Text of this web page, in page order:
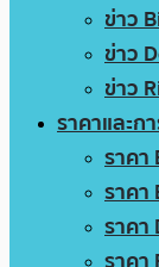
ข่าว
ข่าว
ข่าว
ราคาและก
ราคา
ราคา
ราคา